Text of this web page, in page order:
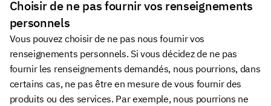
Choisir de ne pas fournir vos renseignements
personnels
Vous pouvez choisir de ne pas nous fournir vos
renseignements personnels. Si vous décidez de ne pas
fournir les renseignements demandés, nous pourrions, dans
certains cas, ne pas être en mesure de vous fournir des
produits ou des services. Par exemple, nous pourrions ne